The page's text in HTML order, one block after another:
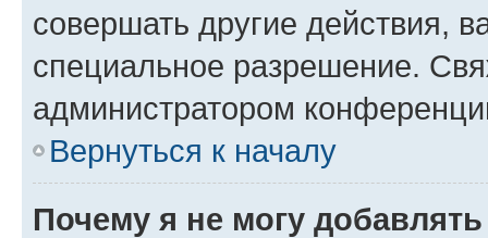
совершать другие действия,
специальное разрешение.
администратором
Вернуться к началу
Почему я не могу